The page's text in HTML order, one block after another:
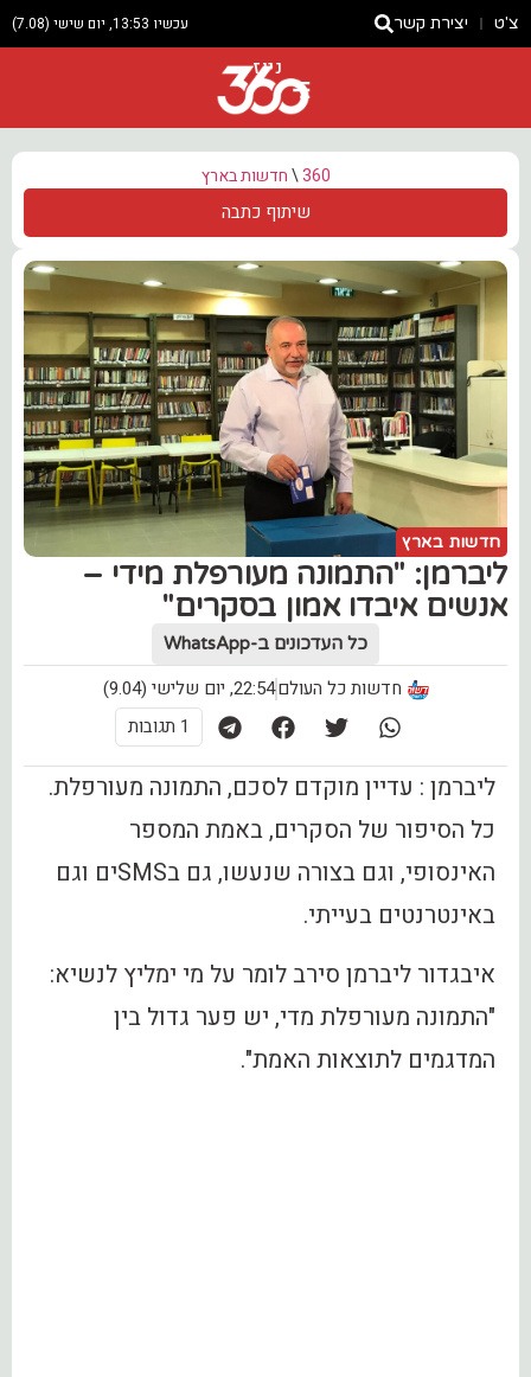
צ'ט יצירת קשר עכשיו 13:53, יום שישי (7.08)
ניוז
360
\חדשות בארץ
שיתוף כתבה
חדשות בארץ
ליברמן: "התמונה מעורפלת מידי –
אנשים איבדו אמון בסקרים"
כל העדכונים ב-WhatsApp
חדשות כל העולם22:54, יום שלישי (9.04)
1 תגובות
‏ליברמן : עדיין מוקדם לסכם, התמונה מעורפלת.
כל הסיפור של הסקרים, באמת המספר
האינסופי, וגם בצורה שנעשו, גם בSMSים וגם
באינטרנטים בעייתי.
איבגדור ליברמן סירב לומר על מי ימליץ לנשיא:
"התמונה מעורפלת מדי, יש פער גדול בין
המדגמים לתוצאות האמת".